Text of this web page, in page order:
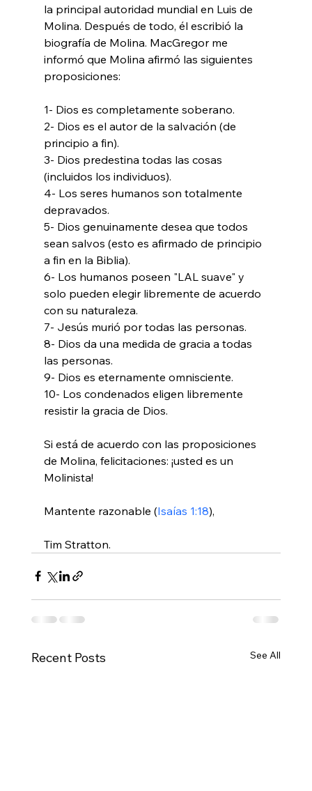
la principal autoridad mundial en Luis de
Molina. Después de todo, él escribió la
biografía de Molina. MacGregor me
informó que Molina afirmó las siguientes
proposiciones:
1- Dios es completamente soberano.
2- Dios es el autor de la salvación (de
principio a fin).
3- Dios predestina todas las cosas
(incluidos los individuos).
4- Los seres humanos son totalmente
depravados.
5- Dios genuinamente desea que todos
sean salvos (esto es afirmado de principio
a fin en la Biblia).
6- Los humanos poseen "LAL suave" y
solo pueden elegir libremente de acuerdo
con su naturaleza.
7- Jesús murió por todas las personas.
8- Dios da una medida de gracia a todas
las personas.
9- Dios es eternamente omnisciente.
10- Los condenados eligen libremente
resistir la gracia de Dios.
Si está de acuerdo con las proposiciones
de Molina, felicitaciones: ¡usted es un
Molinista!
Mantente razonable (Isaías 1:18),
Tim Stratton.
Recent Posts See All